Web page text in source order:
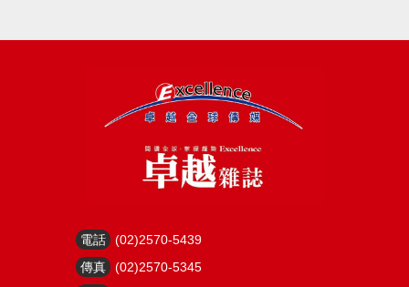
電話
(02)2570-5439
傳真
(02)2570-5345